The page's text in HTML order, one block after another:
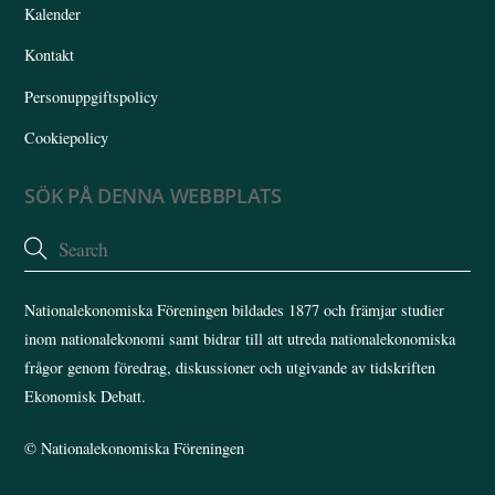
Kalender
Kontakt
Personuppgiftspolicy
Cookiepolicy
SÖK PÅ DENNA WEBBPLATS
Nationalekonomiska Föreningen bildades 1877 och främjar studier
inom nationalekonomi samt bidrar till att utreda nationalekonomiska
frågor genom föredrag, diskussioner och utgivande av tidskriften
Ekonomisk Debatt.
©Nationalekonomiska Föreningen